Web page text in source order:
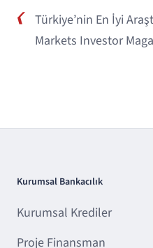
Türkiye’nin En İyi
Markets Investor
Kurumsal Bankacılık
Kurumsal Krediler
Proje Finansman